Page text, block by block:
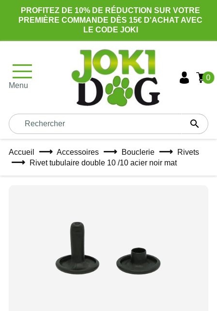
PROFITEZ DE 10% DE RÉDUCTION SUR VOTRE
PREMIÈRE COMMANDE DÈS 15€ D'ACHAT AVEC
LE CODE JOKI
Menu

0
Accueil Accessoires Bouclerie
Rivets
Rivet tubulaire double 10 /10 acier noir mat